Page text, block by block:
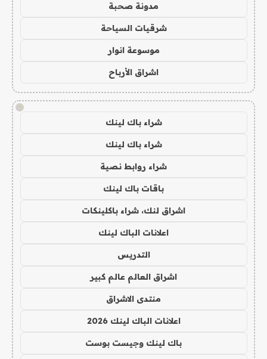
مدونة صحبة
شرقيات السياحة
موسوعة انوار
اشراق الأرباح
!
شراء باك لينك
شراء باك لينك
شراء روابط نصية
باقات باك لينك
اشراق لنك، شراء باكلينكات
اعلانات الباك لينك
التدريس
اشراق العالم عالم كبير
منتدى الاشراق
اعلانات الباك لينك 2026
باك لينك وجيست بوست